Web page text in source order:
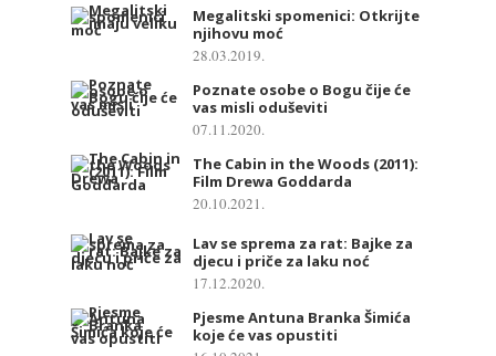
Megalitski spomenici: Otkrijte
njihovu moć
28.03.2019.
Poznate osobe o Bogu čije će
vas misli oduševiti
07.11.2020.
The Cabin in the Woods (2011):
Film Drewa Goddarda
20.10.2021.
Lav se sprema za rat: Bajke za
djecu i priče za laku noć
17.12.2020.
Pjesme Antuna Branka Šimića
koje će vas opustiti